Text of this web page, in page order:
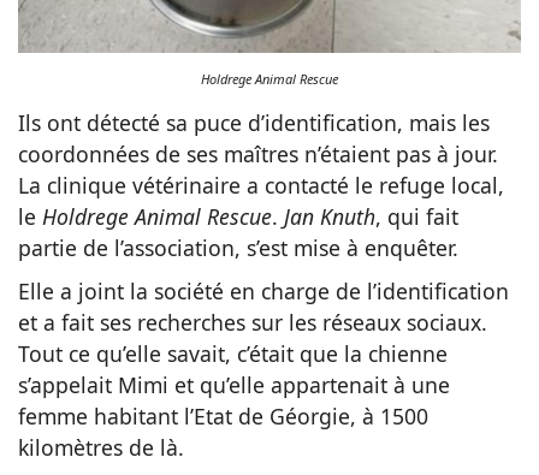
Holdrege Animal Rescue
Ils ont détecté sa puce d’identification, mais les
coordonnées de ses maîtres n’étaient pas à jour.
La clinique vétérinaire a contacté le refuge local,
le Holdrege Animal Rescue. Jan Knuth, qui fait
partie de l’association, s’est mise à enquêter.
Elle a joint la société en charge de l’identification
et a fait ses recherches sur les réseaux sociaux.
Tout ce qu’elle savait, c’était que la chienne
s’appelait Mimi et qu’elle appartenait à une
femme habitant l’Etat de Géorgie, à 1500
kilomètres de là.